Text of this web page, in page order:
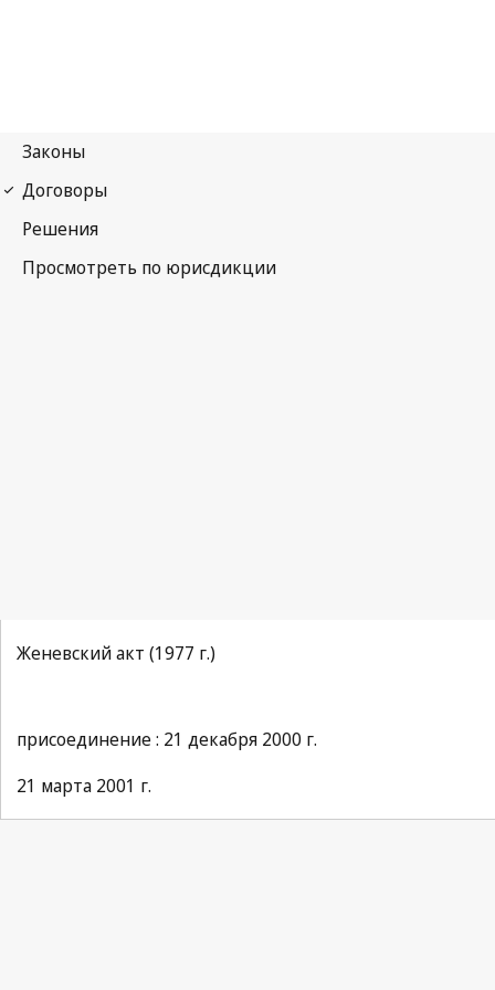
Женевский акт (1977 г.)
присоединение : 21 декабря 2000 г.
21 марта 2001 г.